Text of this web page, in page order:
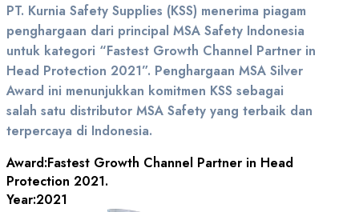
PT. Kurnia Safety Supplies (KSS) menerima piagam
penghargaan dari principal MSA Safety Indonesia
untuk kategori “Fastest Growth Channel Partner in
Head Protection 2021”. Penghargaan MSA Silver
Award ini menunjukkan komitmen KSS sebagai
salah satu distributor MSA Safety yang terbaik dan
terpercaya di Indonesia.
Award:Fastest Growth Channel Partner in Head
Protection 2021.
Year:2021